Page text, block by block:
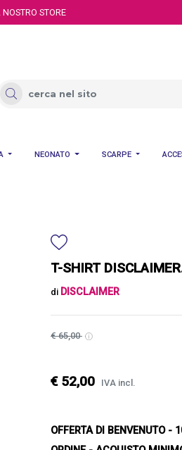
STORE
NEONATO SCARPE
T-SHIRT
di DISCLAIMER
€ 65,00
€ 52,00 IVA incl.
OFFERTA DI BENVENUTO-